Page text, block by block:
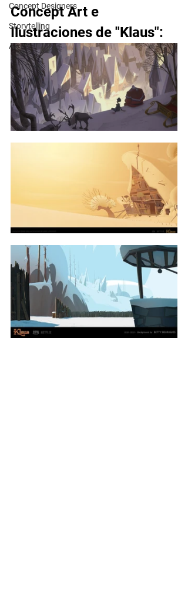
Concept Designers
Storytelling
AI
Concept Art e
Ilustraciones de "Klaus":